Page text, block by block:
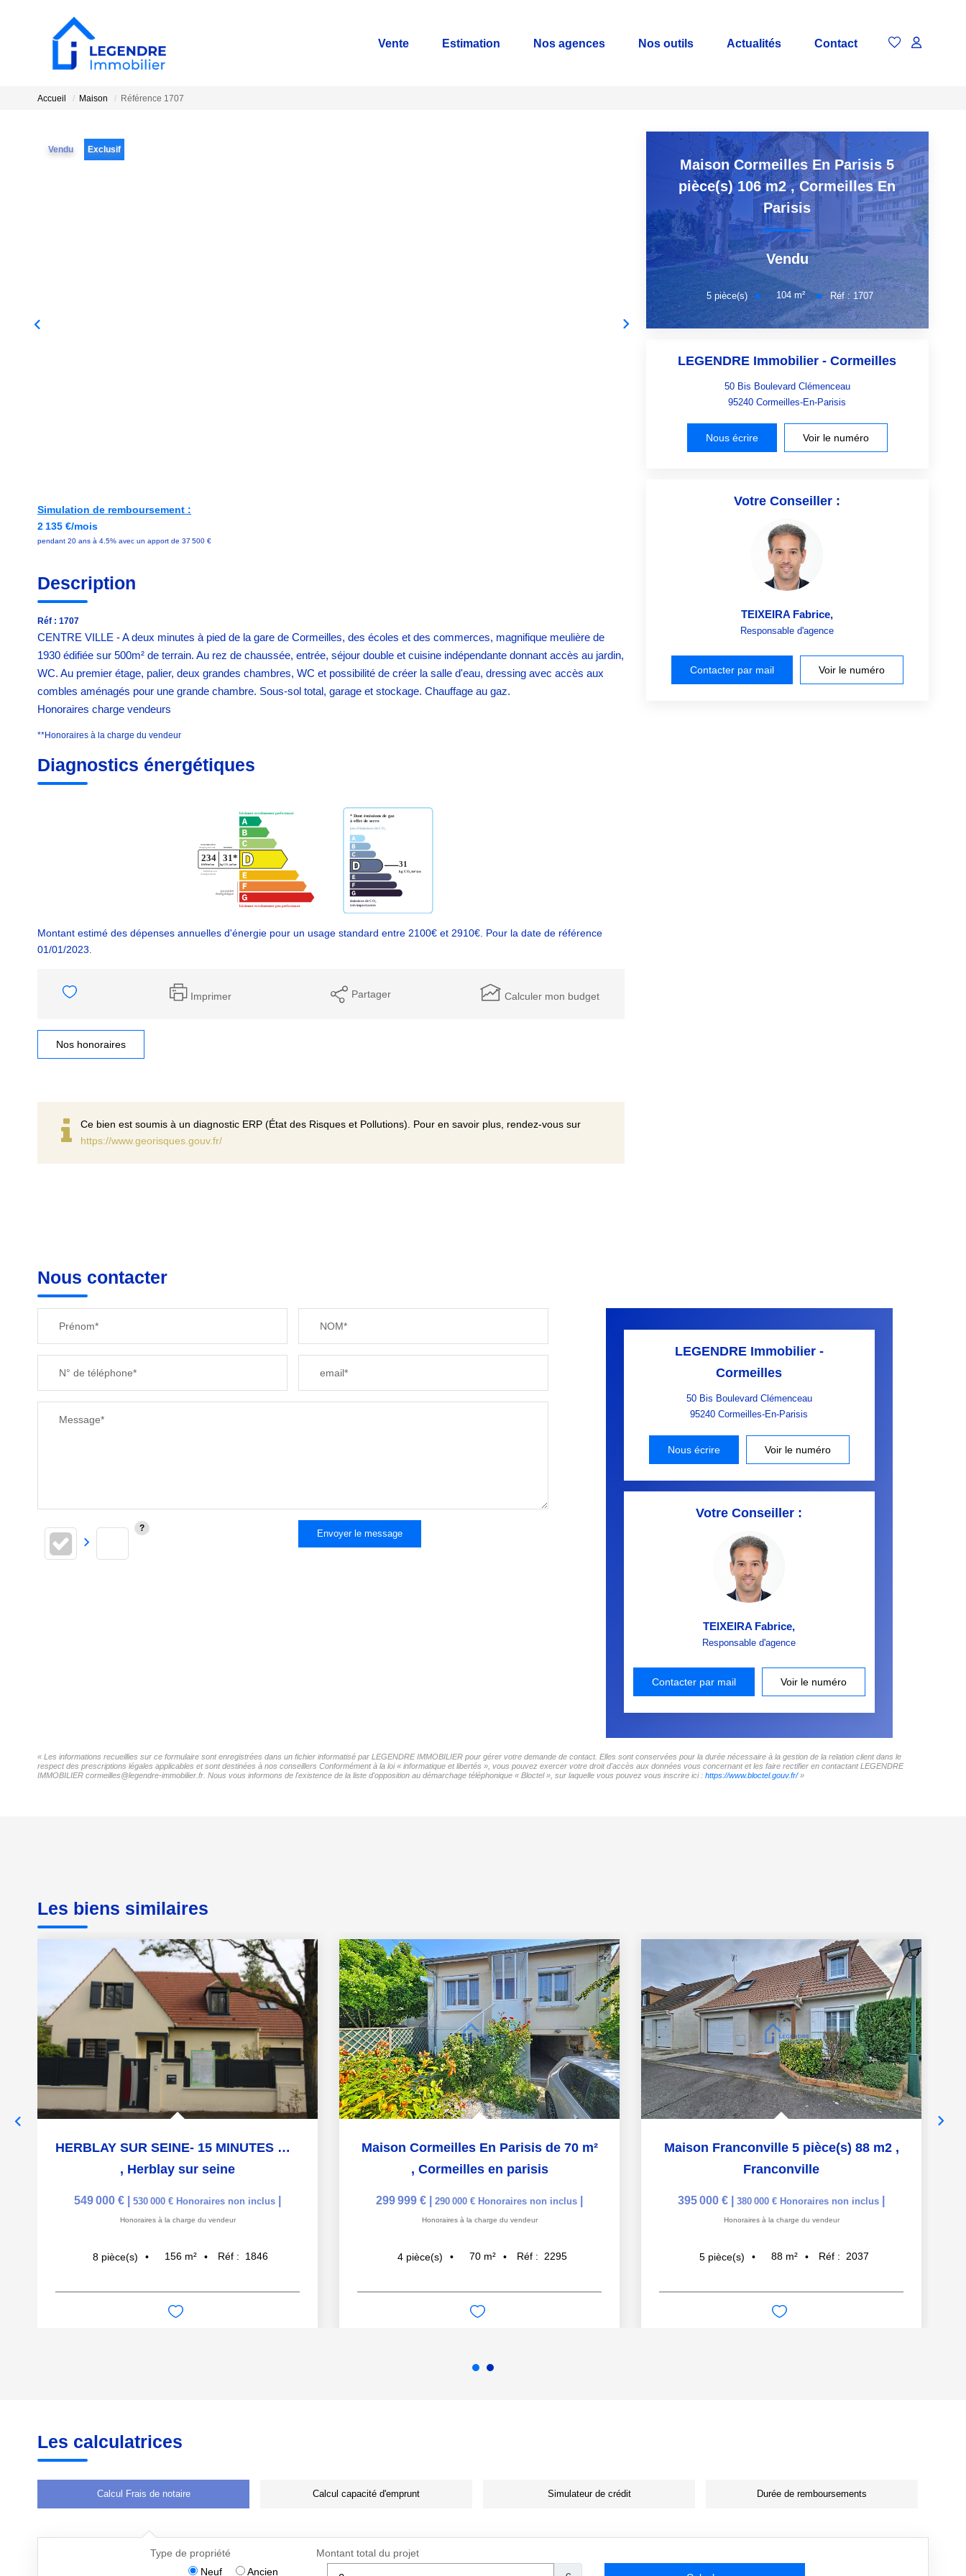
Vente Estimation Nos agences Nos outils Actualités Contact
Accueil Maison Référence 1707
Vendu Exclusif
Simulation de remboursement :
2 135 €/mois
pendant 20 ans à 4.5% avec un apport de 37 500 €
Description
Réf : 1707
CENTRE VILLE - A deux minutes à pied de la gare de Cormeilles, des écoles et des commerces, magnifique meulière de
1930 édifiée sur 500m² de terrain. Au rez de chaussée, entrée, séjour double et cuisine indépendante donnant accès au jardin,
WC. Au premier étage, palier, deux grandes chambres, WC et possibilité de créer la salle d'eau, dressing avec accès aux
combles aménagés pour une grande chambre. Sous-sol total, garage et stockage. Chauffage au gaz.
Honoraires charge vendeurs
**Honoraires à la charge du vendeur
Diagnostics énergétiques
Montant estimé des dépenses annuelles d'énergie pour un usage standard entre 2100€ et 2910€. Pour la date de référence
01/01/2023.
Imprimer Partager Calculer mon budget
Nos honoraires
Ce bien est soumis à un diagnostic ERP (État des Risques et Pollutions). Pour en savoir plus, rendez-vous sur
https://www.georisques.gouv.fr/
Maison Cormeilles En Parisis 5
pièce(s) 106 m2,Cormeilles En
Parisis
Vendu
5pièce(s) 104m² Réf : 1707
LEGENDRE Immobilier - Cormeilles
50 Bis Boulevard Clémenceau
95240Cormeilles-En-Parisis
Nous écrire Voir le numéro
Votre Conseiller :
TEIXEIRA Fabrice,
Responsable d'agence
Contacter par mail Voir le numéro
Nous contacter
Prénom* NOM*
N° de téléphone* email*
Message*
Envoyer le message
LEGENDRE Immobilier -
Cormeilles
50 Bis Boulevard Clémenceau
95240Cormeilles-En-Parisis
Nous écrire Voir le numéro
Votre Conseiller :
TEIXEIRA Fabrice,
Responsable d'agence
Contacter par mail Voir le numéro
« Les informations recueillies sur ce formulaire sont enregistrées dans un fichier informatisé par LEGENDRE IMMOBILIER pour gérer votre demande de contact. Elles sont conservées pour la durée nécessaire à la gestion de la relation client dans le
respect des prescriptions légales applicables et sont destinées à nos conseillers Conformément à la loi « informatique et libertés », vous pouvez exercer votre droit d'accès aux données vous concernant et les faire rectifier en contactant LEGENDRE
IMMOBILIER cormeilles@legendre-immobilier.fr. Nous vous informons de l'existence de la liste d'opposition au démarchage téléphonique « Bloctel », sur laquelle vous pouvez vous inscrire ici : https://www.bloctel.gouv.fr/»
Les biens similaires
HERBLAY SUR SEINE- 15 MINUTES GARE- LES BOURNOUVIERS
, Herblay sur seine
549 000 € 530 000 € Honoraires non inclus
Honoraires à la charge du vendeur
8 pièce(s) 156 m² Réf : 1846
Maison Cormeilles En Parisis de 70 m²
, Cormeilles en parisis
299 999 € 290 000 € Honoraires non inclus
Honoraires à la charge du vendeur
4 pièce(s) 70 m² Réf : 2295
Maison Franconville 5 pièce(s) 88 m2 ,
Franconville
395 000 € 380 000 € Honoraires non inclus
Honoraires à la charge du vendeur
5 pièce(s) 88 m² Réf : 2037
Les calculatrices
Calcul Frais de notaire Calcul capacité d'emprunt Simulateur de crédit Durée de remboursements